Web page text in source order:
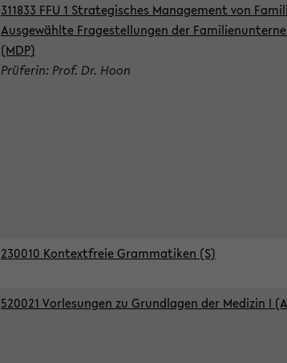
311833 FFU 1 Strategisches Management von
Ausgewählte Fragestellungen der
(MDP)
Prüferin: Prof. Dr. Hoon
230010 Kontextfreie Grammatiken (S)
520021 Vorlesungen zu Grundlagen der Medizin I